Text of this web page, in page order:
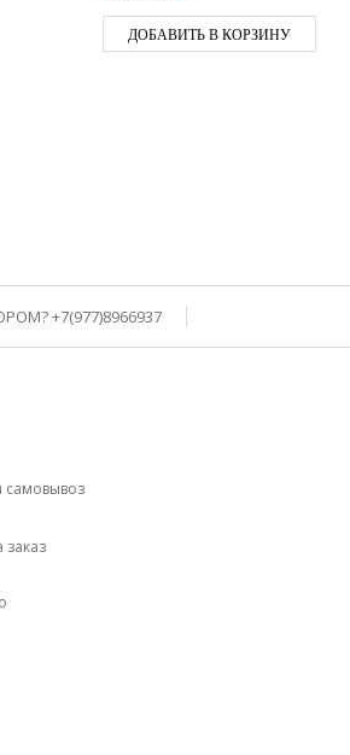
ДОБАВИТЬ В КОРЗИНУ
+7(977)8966937
самовывоз